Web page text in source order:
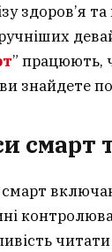
здоров’я
” працюють,
знайдете
смарт